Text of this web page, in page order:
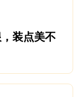
装点美不